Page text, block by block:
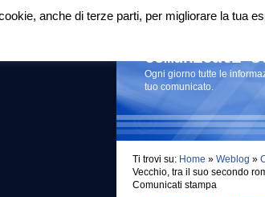
Login |RSS |
Comunicati
Ogni giorno tutte le
tuo comunicato.
Ti trovi su: Home » Weblog »
Vecchio, tra il suo secondo
Comunicati stampa
anche di terze parti, per migliorare la tua